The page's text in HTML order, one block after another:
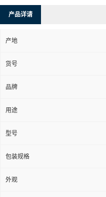
产品详请
产地
货号
品牌
用途
型号
包装规格
外观